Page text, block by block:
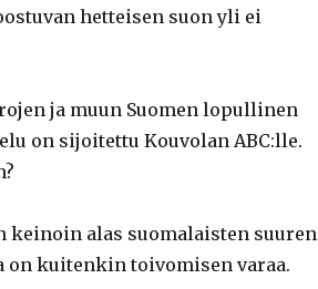
hetteisen suon yli ei
ja muun Suomen lopullinen
on sijoitettu Kouvolan ABC:lle.
keinoin alas suomalaisten suuren
on kuitenkin toivomisen varaa.